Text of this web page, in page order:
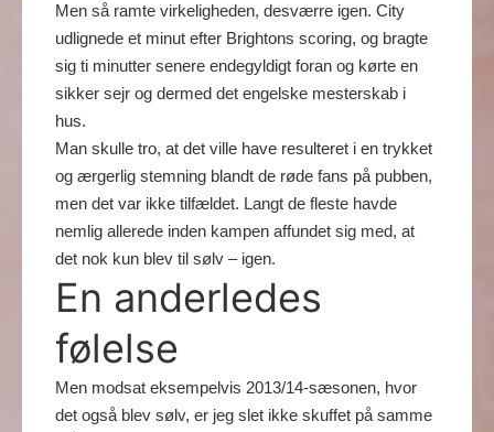
Men så ramte virkeligheden, desværre igen. City
udlignede et minut efter Brightons scoring, og bragte
sig ti minutter senere endegyldigt foran og kørte en
sikker sejr og dermed det engelske mesterskab i
hus.
Man skulle tro, at det ville have resulteret i en trykket
og ærgerlig stemning blandt de røde fans på pubben,
men det var ikke tilfældet. Langt de fleste havde
nemlig allerede inden kampen affundet sig med, at
det nok kun blev til sølv – igen.
En anderledes
følelse
Men modsat eksempelvis 2013/14-sæsonen, hvor
det også blev sølv, er jeg slet ikke skuffet på samme